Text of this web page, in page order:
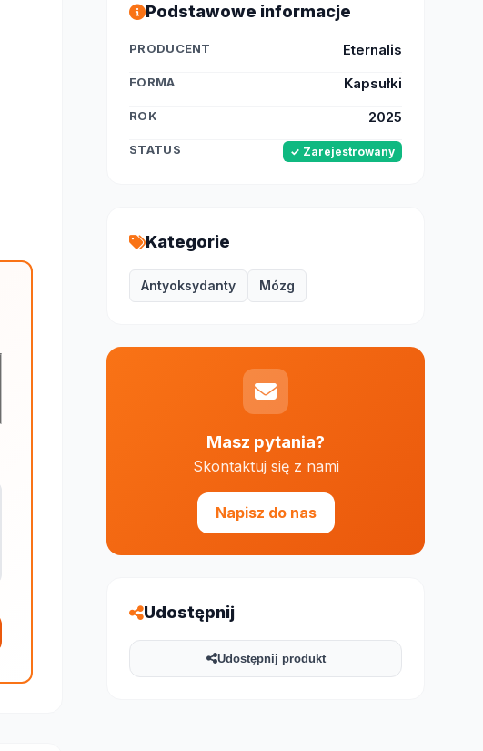
Maksymalnie 1000 znaków
Podstawowe informacje
PRODUCENT Eternalis
FORMA Kapsułki
ROK 2025
STATUS ✓ Zarejestrowany
Kategorie
Antyoksydanty Mózg
Masz pytania?
Skontaktuj się z nami
Napisz do nas
Udostępnij
Udostępnij produkt